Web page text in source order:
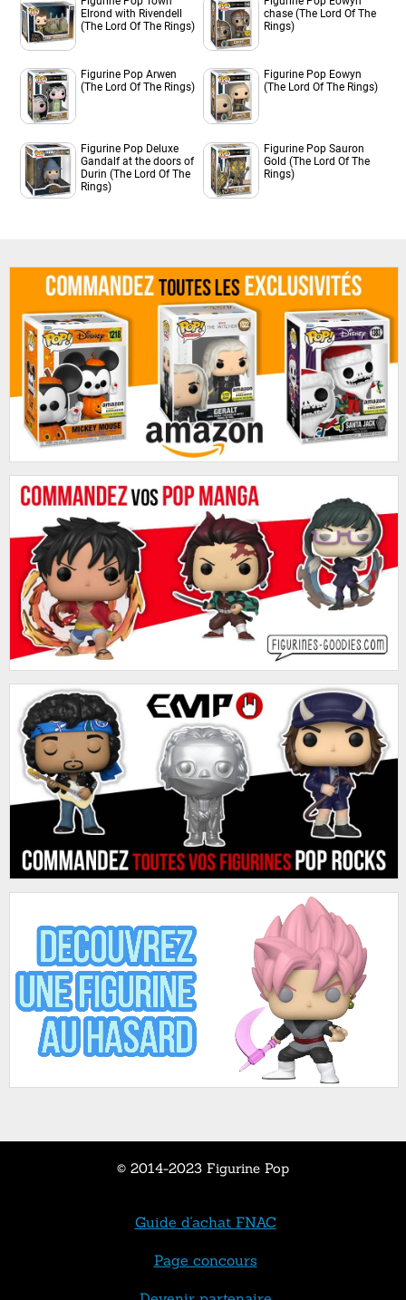
Elrond with Rivendell
(The Lord Of The Rings)
chase (The Lord Of The
Rings)
Figurine Pop Arwen
(The Lord Of The Rings)
Figurine Pop Eowyn
(The Lord Of The Rings)
Figurine Pop Deluxe
Gandalf at the doors of
Durin (The Lord Of The
Rings)
Figurine Pop Sauron
Gold (The Lord Of The
Rings)
© 2014-2023 Figurine Pop
Guide d'achat FNAC
Page concours